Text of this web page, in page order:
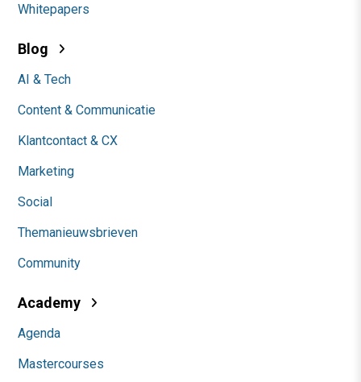
Whitepapers
Blog
AI & Tech
Content & Communicatie
Klantcontact & CX
Marketing
Social
Themanieuwsbrieven
Community
Academy
Agenda
Mastercourses